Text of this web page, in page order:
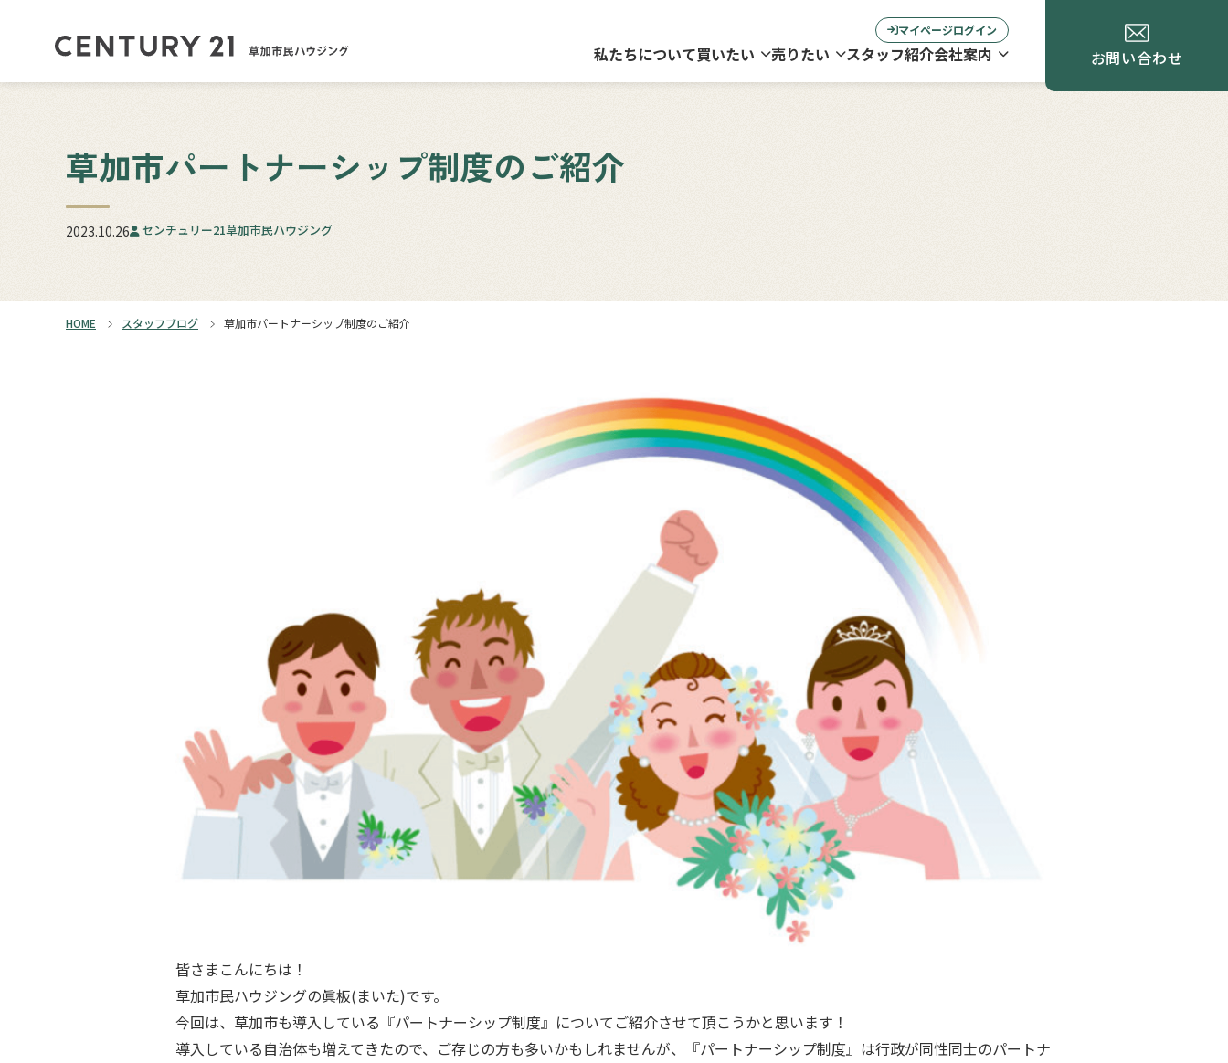
マイページログイン
私たちについて買いたい 売りたい スタッフ紹介会社案内 お問い合わせ
草加市パートナーシップ制度のご紹介
2023.10.26 センチュリー21草加市民ハウジング
HOME スタッフブログ 草加市パートナーシップ制度のご紹介
皆さまこんにちは！
草加市民ハウジングの眞板(まいた)です。
今回は、草加市も導入している『パートナーシップ制度』についてご紹介させて頂こうかと思います！
導入している自治体も増えてきたので、ご存じの方も多いかもしれませんが、『パートナーシップ制度』は行政が同性同士のパートナ